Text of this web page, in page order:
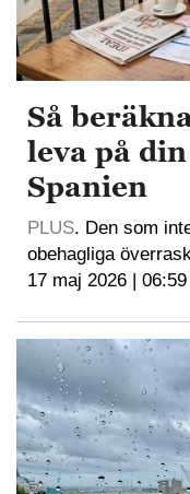
Så
leva på
Spanien
PLUS. Den som
obehagliga
17 maj 2026 | 06:59